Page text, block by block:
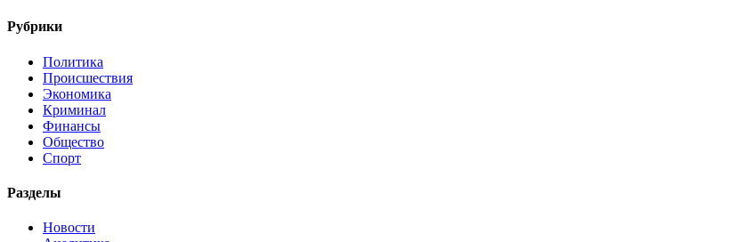
Рубрики
Политика
Происшествия
Экономика
Криминал
Финансы
Общество
Спорт
Разделы
Новости